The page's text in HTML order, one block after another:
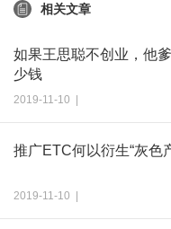
相关文章
如果王思聪不创业，他
少钱
2019-11-10 |
推广ETC何以衍生“灰色
2019-11-10 |